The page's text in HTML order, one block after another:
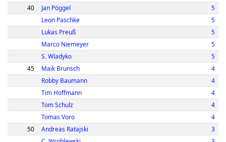
40
Jan Pöggel
5
Leon Paschke
5
Lukas Preuß
5
Marco Niemeyer
5
S. Wladyko
5
45
Maik Brunsch
4
Robby Baumann
4
Tim Hoffmann
4
Tom Schulz
4
Tomas Voro
4
50
Andreas Ratajski
3